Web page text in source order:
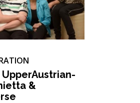
Up­pe­r­Aus­tri­an­
&